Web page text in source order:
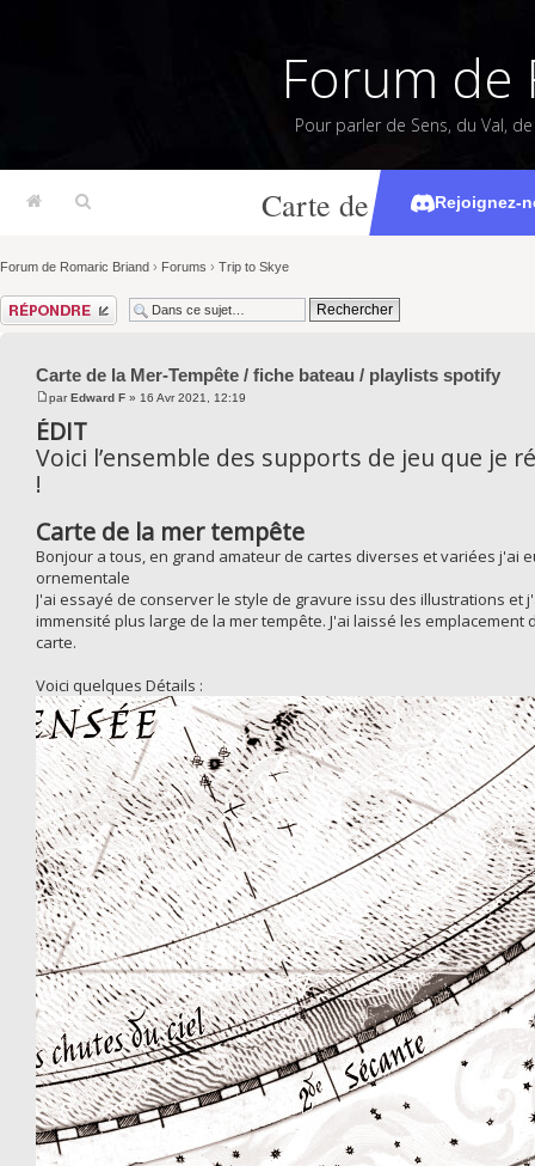
Forum de
Pour parler de Sens, du Val,
Rejoignez-
Carte de la Mer-
Forum de Romaric Briand › Forums › Trip to Skye
Répondre
Carte de la Mer-Tempête / fiche bateau / playlists spotify
parEdward F » 16 Avr 2021, 12:19
ÉDIT
Voici l’ensemble des supports de jeu que je
!
Carte de la mer tempête
Bonjour a tous, en grand amateur de cartes diverses et variées j'ai
ornementale
J'ai essayé de conserver le style de gravure issu des illustrations
immensité plus large de la mer tempête. J'ai laissé les
carte.
Voici quelques Détails :